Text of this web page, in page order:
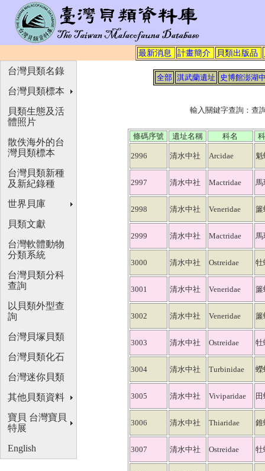
最新消息 計畫簡介 貝類出版品
全部 淇武蘭遺址 史博館澎湖
輸入關鍵字查詢：查
條碼序號 遺址名稱 科名
2996 清水中社 Arcidae 魁
2997 清水中社 Mactridae 馬
2998 清水中社 Veneridae 簾
2999 清水中社 Mactridae 馬
3000 清水中社 Ostreidae 牡
3001 清水中社 Veneridae 簾
3002 清水中社 Veneridae 簾
3003 清水中社 Ostreidae 牡
3004 清水中社 Turbinidae 蠑
3005 清水中社 Viviparidae
3006 清水中社 Thiaridae 錐
3007 清水中社 Ostreidae 牡
台灣貝類名錄
台灣貝類標本
貝類生態及活
體照片
散佚海外的台
灣貝類標本
台灣貝類新種
及新紀錄種
世界貝庫
貝類文獻
台灣軟體動物
分類系統
台灣貝類分科
查詢
以貝類外型查
詢
台灣貝塚貝類
台灣貝類化石
台灣迷你貝類
其他貝類資料
寶貝 台灣寶貝
特展
English